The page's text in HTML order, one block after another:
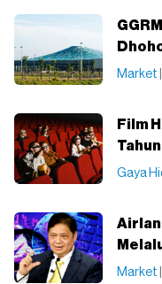
Market
Film
Gaya
Market